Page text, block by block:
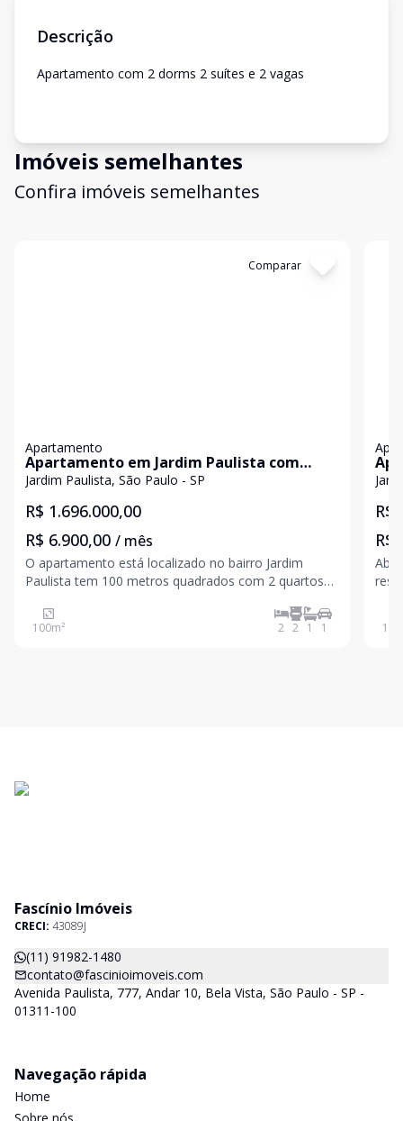
Descrição
Apartamento com 2 dorms 2 suítes e 2 vagas
Imóveis semelhantes
Confira imóveis semelhantes
Comparar
Apartamento
Apartamento em Jardim Paulista com
100m²
Jardim Paulista, São Paulo - SP
R$ 1.696.000,00
R$ 6.900,00 / mês
O apartamento está localizado no bairro Jardim
Paulista tem 100 metros quadrados com 2 quartos
tranquilo com rua plana e pouca movimentação e
acesso a serviços muito próximos (Padaria, farmácia,
100m² 2 2 1 1
R$
R$
de
142
Fascínio Imóveis
CRECI: 43089J
(11) 91982-1480
contato@fascinioimoveis.com
Avenida Paulista, 777, Andar 10, Bela Vista, São Paulo - SP -
01311-100
Navegação rápida
Home